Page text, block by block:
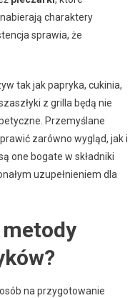
charaktery
sprawia, że
tak jak papryka, cukinia,
z grilla będą nie
Przemyślane
zarówno wygląd, jak i
one bogate w składniki
uzupełnieniem dla
na przygotowanie